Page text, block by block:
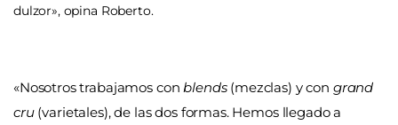
dulzor», opina Roberto.
«Nosotros trabajamos conblends(mezclas) y con grand
cru(varietales), de las dos formas. Hemos llegado a